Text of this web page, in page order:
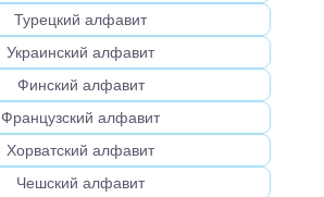
Турецкий алфавит
Украинский алфавит
Финский алфавит
Французский алфавит
Хорватский алфавит
Чешский алфавит